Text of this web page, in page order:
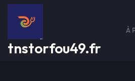
Passer
contenu
tnstorfou49.fr
À